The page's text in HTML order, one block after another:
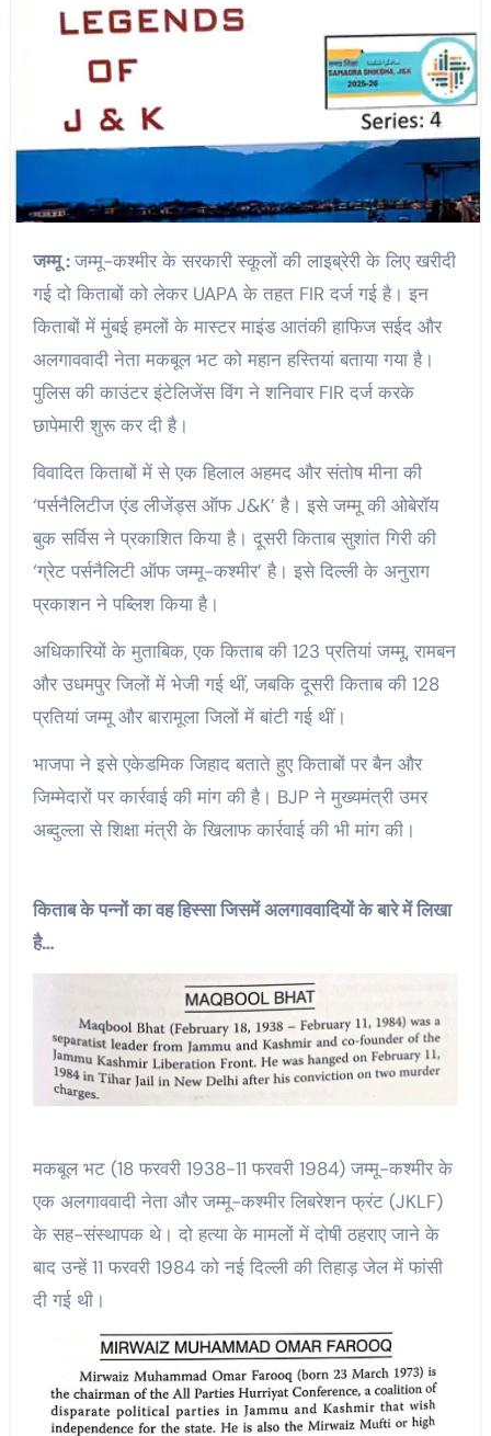
जम्मू :जम्मू-कश्मीर के सरकारी स्कूलों की लाइब्रेरी के लिए खरीदी
गई दो किताबों को लेकर UAPA के तहत FIR दर्ज गई है। इन
किताबों में मुंबई हमलों के मास्टर माइंड आतंकी हाफिज सईद और
अलगाववादी नेता मकबूल भट को महान हस्तियां बताया गया है।
पुलिस की काउंटर इंटेलिजेंस विंग ने शनिवार FIR दर्ज करके
छापेमारी शुरू कर दी है।
विवादित किताबों में से एक हिलाल अहमद और संतोष मीना की
‘पर्सनैलिटीज एंड लीजेंड्स ऑफ J&K’ है। इसे जम्मू की ओबेरॉय
बुक सर्विस ने प्रकाशित किया है। दूसरी किताब सुशांत गिरी की
‘ग्रेट पर्सनैलिटी ऑफ जम्मू-कश्मीर’ है। इसे दिल्ली के अनुराग
प्रकाशन ने पब्लिश किया है।
अधिकारियों के मुताबिक, एक किताब की 123 प्रतियां जम्मू, रामबन
और उधमपुर जिलों में भेजी गई थीं, जबकि दूसरी किताब की 128
प्रतियां जम्मू और बारामूला जिलों में बांटी गई थीं।
भाजपा ने इसे एकेडमिक जिहाद बताते हुए किताबों पर बैन और
जिम्मेदारों पर कार्रवाई की मांग की है। BJP ने मुख्यमंत्री उमर
अब्दुल्ला से शिक्षा मंत्री के खिलाफ कार्रवाई की भी मांग की।
किताब के पन्नों का वह हिस्सा जिसमें अलगाववादियों के बारे में लिखा
है…
मकबूल भट (18 फरवरी 1938-11 फरवरी 1984) जम्मू-कश्मीर के
एक अलगाववादी नेता और जम्मू-कश्मीर लिबरेशन फ्रंट (JKLF)
के सह-संस्थापक थे। दो हत्या के मामलों में दोषी ठहराए जाने के
बाद उन्हें 11 फरवरी 1984 को नई दिल्ली की तिहाड़ जेल में फांसी
दी गई थी।